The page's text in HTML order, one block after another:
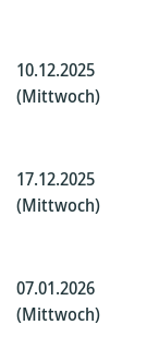
10.12.2025
(Mittwoch)
17.12.2025
(Mittwoch)
07.01.2026
(Mittwoch)